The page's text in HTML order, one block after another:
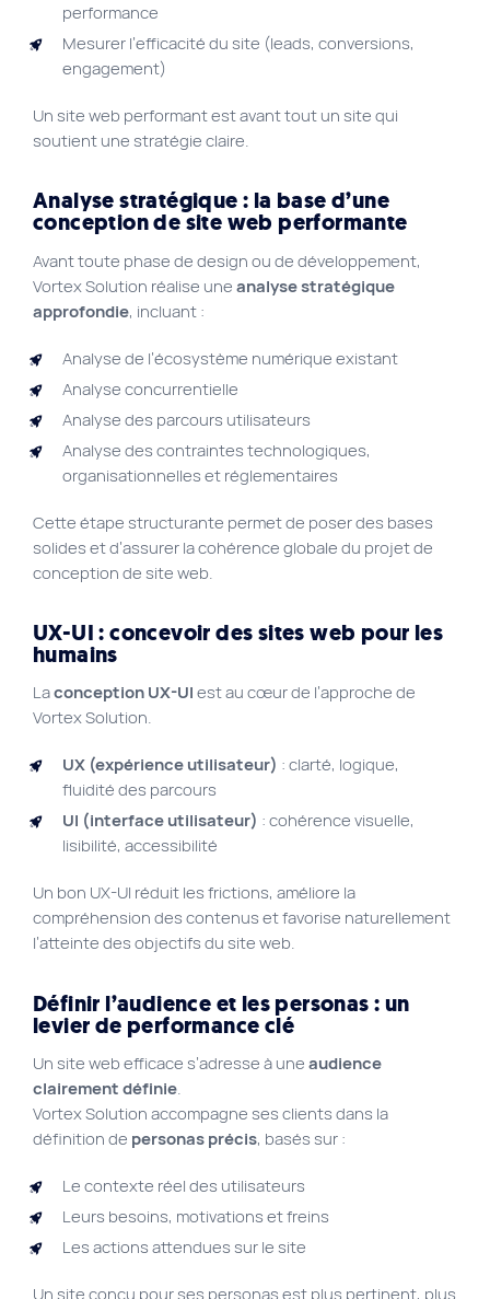
performance
Mesurer l’efficacité du site (leads, conversions,
engagement)
Un site web performant est avant tout un site qui
soutient une stratégie claire.
Analyse stratégique : la base d’une
conception de site web performante
Avant toute phase de design ou de développement,
Vortex Solution réalise une analyse stratégique
approfondie, incluant :
Analyse de l’écosystème numérique existant
Analyse concurrentielle
Analyse des parcours utilisateurs
Analyse des contraintes technologiques,
organisationnelles et réglementaires
Cette étape structurante permet de poser des bases
solides et d’assurer la cohérence globale du projet de
conception de site web.
UX-UI : concevoir des sites web pour les
humains
Laconception UX-UI est au cœur de l’approche de
Vortex Solution.
UX (expérience utilisateur) : clarté, logique,
fluidité des parcours
UI (interface utilisateur) : cohérence visuelle,
lisibilité, accessibilité
Un bon UX-UI réduit les frictions, améliore la
compréhension des contenus et favorise naturellement
l’atteinte des objectifs du site web.
Définir l’audience et les personas : un
levier de performance clé
Un site web efficace s’adresse à une audience
clairement définie.
Vortex Solution accompagne ses clients dans la
définition de personas précis, basés sur :
Le contexte réel des utilisateurs
Leurs besoins, motivations et freins
Les actions attendues sur le site